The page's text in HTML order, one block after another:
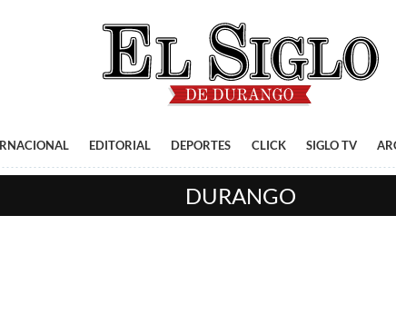
EDITORIAL DEPORTES CLICK SIGLO TV
DURANGO